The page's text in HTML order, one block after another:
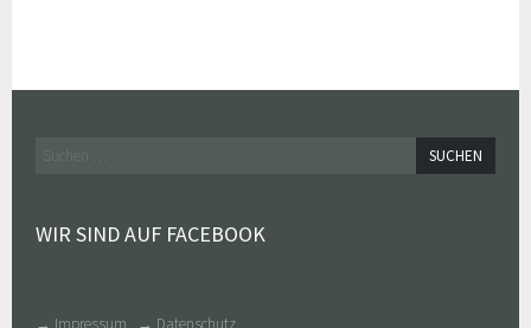
WIR SIND AUF FACEBOOK
→ Impressum → Datenschutz